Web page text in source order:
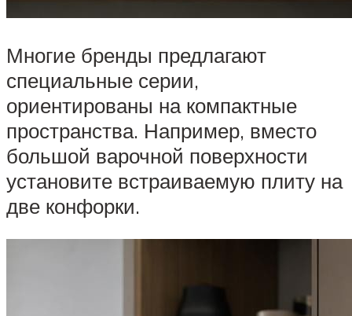
Многие бренды предлагают
специальные серии,
ориентированы на компактные
пространства. Например, вместо
большой варочной поверхности
установите встраиваемую плиту на
две конфорки.